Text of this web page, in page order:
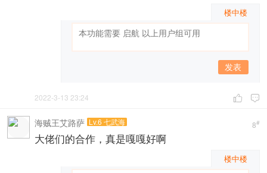
楼中楼
发表
 
2022-3-13 23:24
8#
海贼王艾路萨 Lv.6 七武海
大佬们的合作，真是嘎嘎好啊
楼中楼